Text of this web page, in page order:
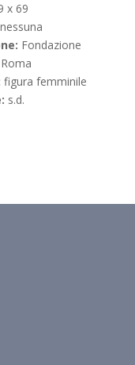
x 69
nessuna
Fondazione
figura femminile
s.d.